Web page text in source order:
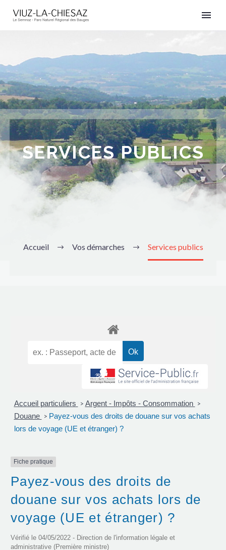
SERVICES PUBLICS
Accueil Vos démarches Services publics
Accueil particuliers > Argent - Impôts - Consommation >
Douane > Payez-vous des droits de douane sur vos achats
lors de voyage (UE et étranger) ?
Fiche pratique
Payez-vous des droits de
douane sur vos achats lors de
voyage (UE et étranger) ?
Vérifié le 04/05/2022 - Direction de l'information légale et
administrative (Première ministre)